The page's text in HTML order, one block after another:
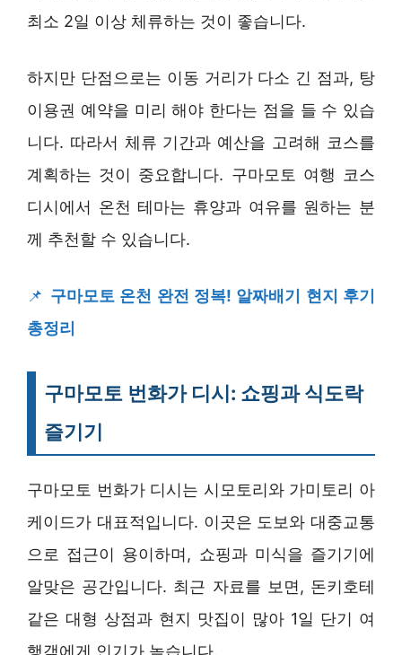
최소 2일 이상 체류하는 것이 좋습니다.
하지만 단점으로는 이동 거리가 다소 긴 점과, 탕
이용권 예약을 미리 해야 한다는 점을 들 수 있습
니다. 따라서 체류 기간과 예산을 고려해 코스를
계획하는 것이 중요합니다. 구마모토 여행 코스
디시에서 온천 테마는 휴양과 여유를 원하는 분
께 추천할 수 있습니다.
📌 구마모토 온천 완전 정복! 알짜배기 현지 후기
총정리
구마모토 번화가 디시: 쇼핑과 식도락
즐기기
구마모토 번화가 디시는 시모토리와 가미토리 아
케이드가 대표적입니다. 이곳은 도보와 대중교통
으로 접근이 용이하며, 쇼핑과 미식을 즐기기에
알맞은 공간입니다. 최근 자료를 보면, 돈키호테
같은 대형 상점과 현지 맛집이 많아 1일 단기 여
행객에게 인기가 높습니다.